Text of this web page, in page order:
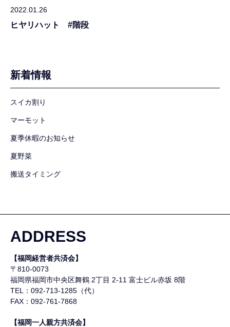
2022.01.26
ヒヤリハット #階段
新着情報
スイカ割り
マーモット
夏季休暇のお知らせ
夏野菜
搬送タイミング
ADDRESS
【福岡経営者共済会】
〒810-0073
福岡県福岡市中央区舞鶴 2丁目 2-11 富士ビル赤坂 8階
TEL：092-713-1285（代）
FAX：092-761-7868
【福岡一人親方共済会】